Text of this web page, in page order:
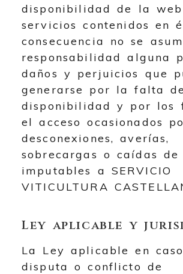
disponibilidad de la
servicios contenidos en
consecuencia no se
responsabilidad alguna
daños y perjuicios que
generarse por la falta de
disponibilidad y por los
el acceso ocasionados
desconexiones, averías,
sobrecargas o caídas
imputables a SERVICIO
VITICULTURA
Ley aplicable y
La Ley aplicable en
disputa o conflicto de